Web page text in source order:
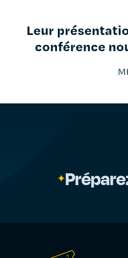
Leur
conférence